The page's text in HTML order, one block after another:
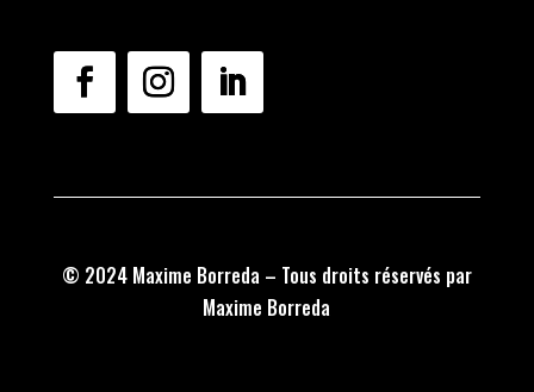
© 2024 Maxime Borreda – Tous droits réservés par
Maxime Borreda